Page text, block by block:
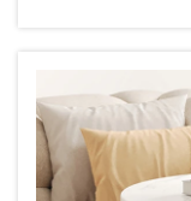
تحتوي على